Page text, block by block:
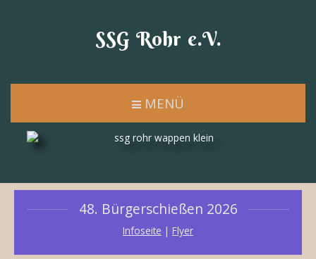
SSG Rohr e.V.
MENÜ
48. Bürgerschießen 2026
Infoseite | Flyer